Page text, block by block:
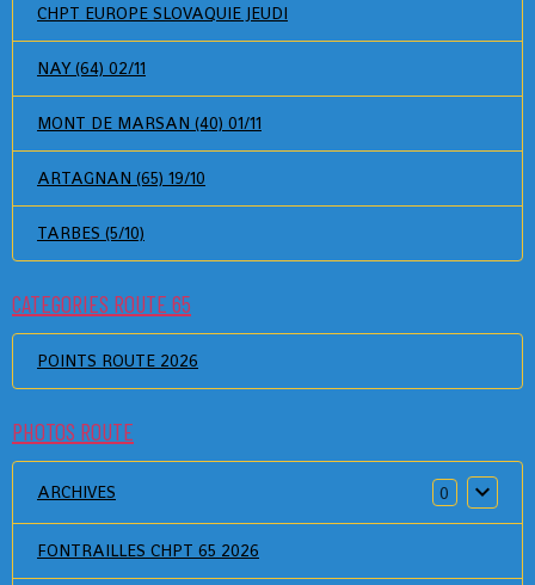
CHPT EUROPE SLOVAQUIE JEUDI
NAY (64) 02/11
MONT DE MARSAN (40) 01/11
ARTAGNAN (65) 19/10
TARBES (5/10)
CATEGORIES ROUTE 65
POINTS ROUTE 2026
PHOTOS ROUTE
ARCHIVES 0
FONTRAILLES CHPT 65 2026